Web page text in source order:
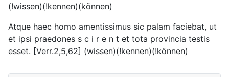
(!wissen)(!kennen)(können)
Atque haec homo amentissimus sic palam faciebat, ut
et ipsi praedones s c i r e n t et tota provincia testis
esset. [Verr.2,5,62] (wissen)(!kennen)(!können)